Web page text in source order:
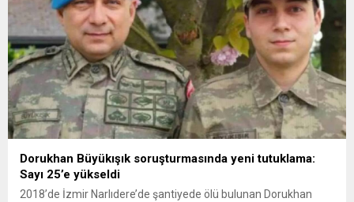
Dorukhan Büyükışık soruşturmasında yeni tutuklama:
Sayı 25’e yükseldi
2018’de İzmir Narlıdere’de şantiyede ölü bulunan Dorukhan